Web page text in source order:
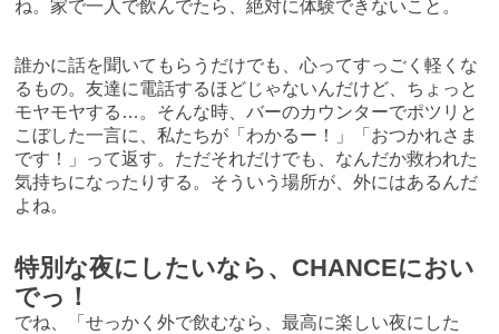
ね。家で一人で飲んでたら、絶対に体験できないこと。
誰かに話を聞いてもらうだけでも、心ってすっごく軽くな
るもの。友達に電話するほどじゃないんだけど、ちょっと
モヤモヤする…。そんな時、バーのカウンターでポツリと
こぼした一言に、私たちが「わかるー！」「おつかれさま
です！」って返す。ただそれだけでも、なんだか救われた
気持ちになったりする。そういう場所が、外にはあるんだ
よね。
特別な夜にしたいなら、CHANCEにおい
でっ！
でね、「せっかく外で飲むなら、最高に楽しい夜にした